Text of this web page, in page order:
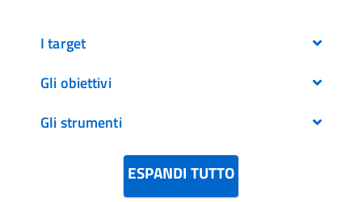
I target
La campagna sui farmaci equivalenti e sul corretto
obiettivi:
correggere la percezione dell'equivalente
quale farmaco “minore” utile a curare
patologie non specifiche e dotato di
Gli obiettivi
Attraverso l'utilizzo di una pluralità di strumenti di
a tutti i cittadini, con particolare riferimento:
donne
, in quanto punti di riferimento
Gli strumenti
Diversi sono gli strumenti che vengono utilizzati per
diffondere i contenuti della Campagna: dalla
ESPANDI TUTTO